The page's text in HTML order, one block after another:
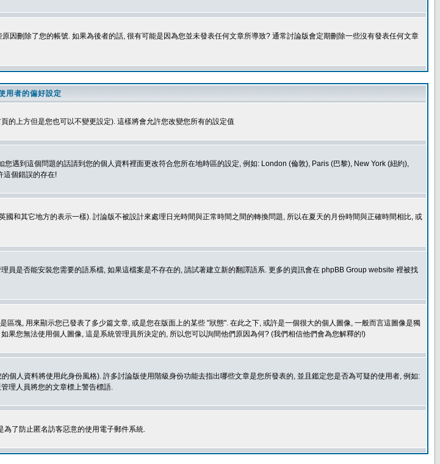
刪除了您的帳號. 如果為後者的話, 很有可能是因為您並未發表任何文章所導致? 通常討論版會定期刪除一些沒有發表任何文章
用者的偏好設定
的上方但是您也可以不變更設定). 這樣將會允許您改變您所有的設定值
遇到這個問題的話請到您的個人資料裡面更改符合您所在地時區的設定, 例如: London (倫敦), Paris (巴黎), New York (紐約),
這個錯誤的存在!
和其它地方的表示一樣). 討論版不被設計來處理日光時間與正常時間之間的轉換問題, 所以在夏天的月份時間與正確時間相比, 或
是否能安裝您需要的語系檔, 如果這檔案是不存在的, 請試著建立新的翻譯語系. 更多的資訊會在 phpBB Group website 裡被找
塊, 用來顯示您已發表了多少篇文章, 或是您在版面上的某些 "狀態". 在此之下, 或許是一個很大的個人圖像, 一般而言這圖像是獨
您無法使用個人圖像, 這是系統管理員所決定的, 所以您可以詢間他們原因為何? (我們相信他們會為您解釋的!)
人資料將使用此身份風格). 許多討論版使用階級身份功能去指出哪些文章是您所發表的, 並且鑑定您是否為可疑的使用者, 例如:
理人員將您的文章標上警告標語.
了防止匿名訪客惡意的使用電子郵件系統.